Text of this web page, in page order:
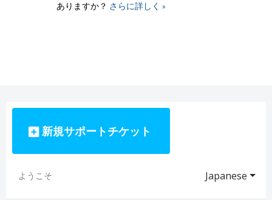
ありますか？ さらに詳しく »
新規サポートチケット
Japanese
ようこそ